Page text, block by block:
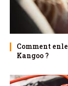
Comment
Kangoo ?